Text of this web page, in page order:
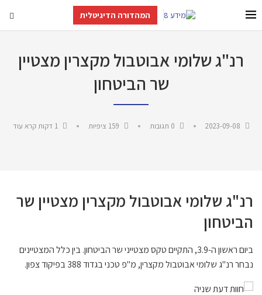
המהדורה הדיגיטלית
רנ"ג שלומי אבוטבול מקצרין מצטיין
שר הביטחון
2023-09-08
159 ציפיות 1 דקות קרא עוד
רנ"ג שלומי אבוטבול מקצרין מצטיין שר
הביטחון
ביום ראשון ה-3.9, התקיים טקס מצטייני שר הביטחון. בין כלל המצטיינים
נבחר רנ"ג שלומי אבוטבול מקצרין, מ"פ טכני בגדוד 388 בפיקוד צפון.